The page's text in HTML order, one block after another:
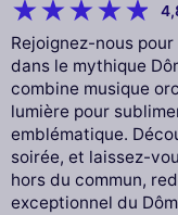
Rejoignez-nous
dans le mythique
combine musique
lumière pour
emblématique.
soirée, et laissez-
hors du commun,
exceptionnel du